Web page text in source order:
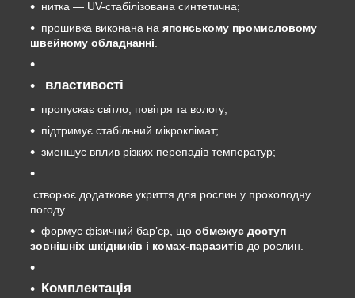
нитка — UV-стабілізована синтетична;
прошивка виконана на японському промисловому
швейному обладнанні.
властивості
пропускає світло, повітря та вологу;
підтримує стабільний мікроклімат;
зменшує вплив різких перепадів температур;
створює додаткове укриття для рослин у прохолодну
погоду
формує фізичний бар’єр, що обмежує доступ
зовнішніх шкідників і комах-паразитів до рослин.
Комплектація